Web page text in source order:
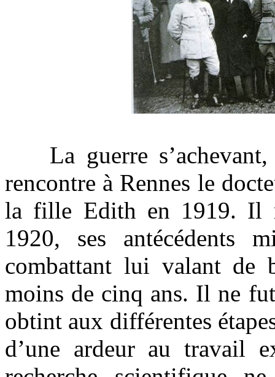
La guerre s’achevant,
rencontre à Rennes le
la fille Edith en 1919. Il
1920, ses antécédents
combattant lui valant de
moins de cinq ans. Il ne
obtint aux différentes
d’une ardeur au travail